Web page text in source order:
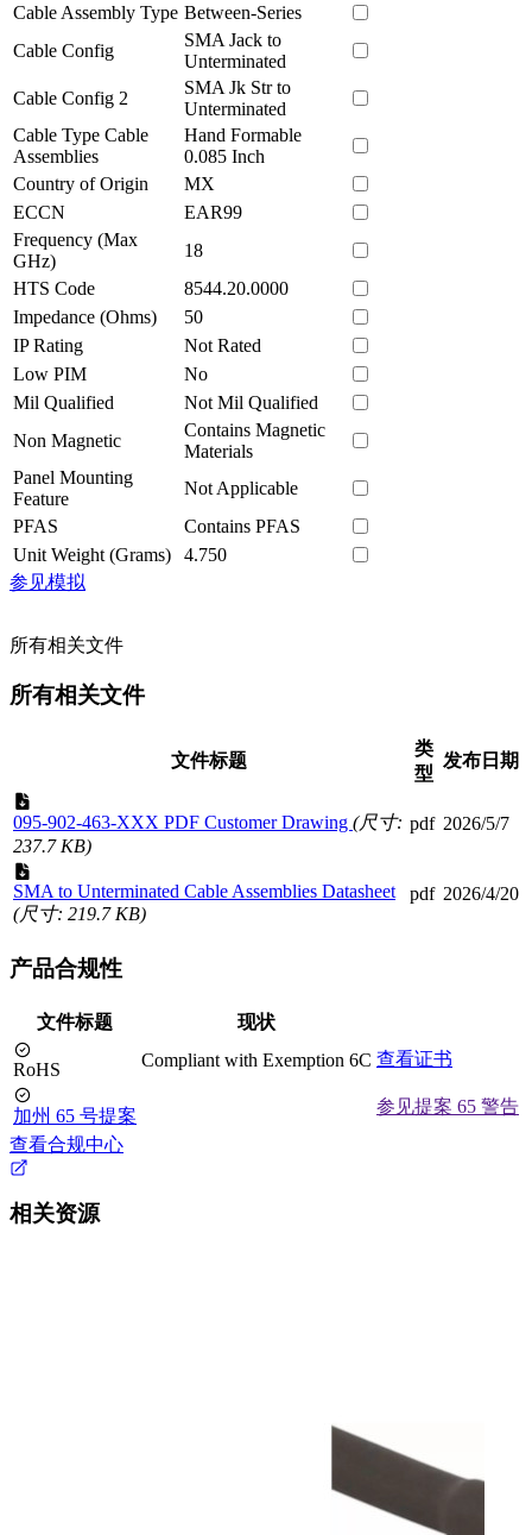
Cable Assembly Type Between-Series
Cable Config
SMA Jack to
Unterminated
Cable Config 2
SMA Jk Str to
Unterminated
Cable Type Cable
Assemblies
Hand Formable
0.085 Inch
Country of Origin
MX
ECCN
EAR99
Frequency (Max
GHz)
18
HTS Code
8544.20.0000
Impedance (Ohms)
50
IP Rating
Not Rated
Low PIM
No
Mil Qualified
Not Mil Qualified
Non Magnetic
Contains Magnetic
Materials
Panel Mounting
Feature
Not Applicable
PFAS
Contains PFAS
Unit Weight (Grams)
4.750
参见模拟
所有相关文件
所有相关文件
文件标题
类
型
发布日期
095-902-463-XXX PDF Customer Drawing (尺寸:
237.7 KB)
pdf 2026/5/7
SMA to Unterminated Cable Assemblies Datasheet
(尺寸: 219.7 KB)
pdf 2026/4/20
产品合规性
文件标题 现状
RoHS Compliant with Exemption 6C 查看证书
加州 65 号提案
参见提案 65 警告
查看合规中心
相关资源